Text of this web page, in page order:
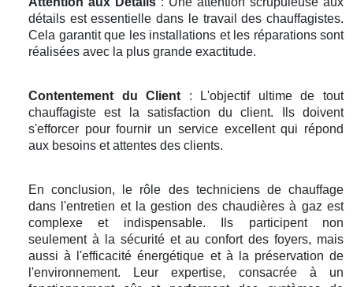
détails est essentielle dans le travail des chauffagistes.
Cela garantit que les installations et les réparations sont
réalisées avec la plus grande exactitude.
Contentement du Client: L'objectif ultime de tout
chauffagiste est la satisfaction du client. Ils doivent
s'efforcer pour fournir un service excellent qui répond
aux besoins et attentes des clients.
En conclusion, le rôle des techniciens de chauffage
dans l'entretien et la gestion des chaudières à gaz est
complexe et indispensable. Ils participent non
seulement à la sécurité et au confort des foyers, mais
aussi à l'efficacité énergétique et à la préservation de
l'environnement. Leur expertise, consacrée à un